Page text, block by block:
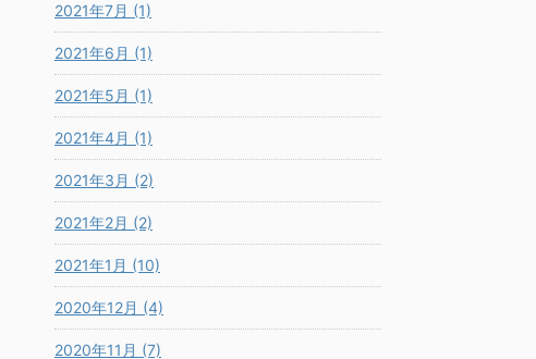
2021年7月 (1)
2021年6月 (1)
2021年5月 (1)
2021年4月 (1)
2021年3月 (2)
2021年2月 (2)
2021年1月 (10)
2020年12月 (4)
2020年11月 (7)